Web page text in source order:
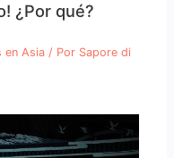
¿Por qué?
en Asia/ Por Sapore di